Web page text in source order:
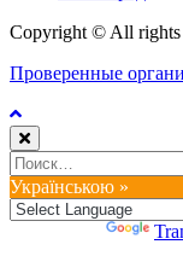
Copyright © All rights
Проверенные
Найти:
Українською »